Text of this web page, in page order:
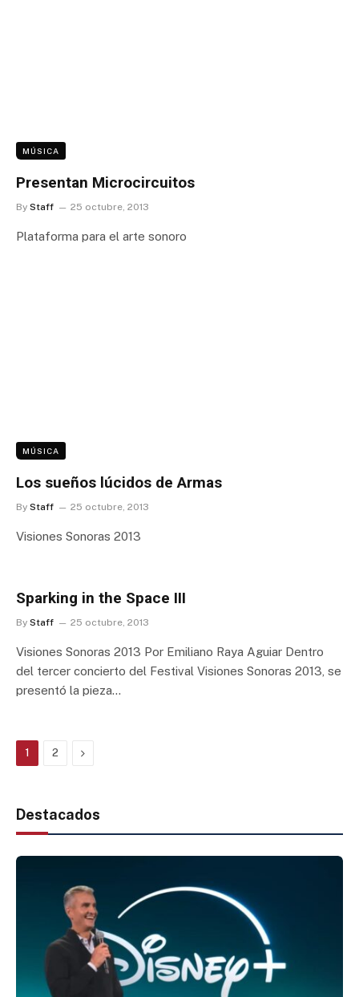
MÚSICA
Presentan Microcircuitos
By Staff 25 octubre, 2013
Plataforma para el arte sonoro
MÚSICA
Los sueños lúcidos de Armas
By Staff 25 octubre, 2013
Visiones Sonoras 2013
Sparking in the Space III
By Staff 25 octubre, 2013
Visiones Sonoras 2013 Por Emiliano Raya Aguiar Dentro
del tercer concierto del Festival Visiones Sonoras 2013, se
presentó la pieza…
1 2 Next
Destacados